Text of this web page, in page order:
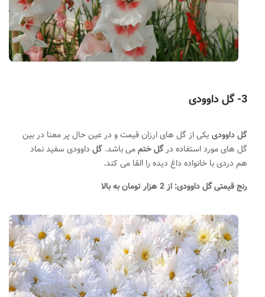
3- گل داوودی
گل داوودی یکی از گل های ارزان قیمت و در عین حال پر معنا در بین
گل های مورد استفاده درگل ختممی باشد. گل داوودی سفید نماد
هم دردی با خانواده داغ دیده را القا می کند.
رنج قیمتی گل داوودی: از 2 هزار تومان به بالا